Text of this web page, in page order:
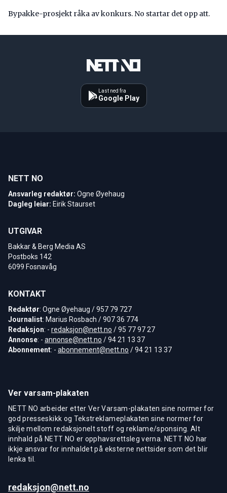
Bypakke-prosjekt råka av konkurs. No startar det opp att.
Last ned fra
Google Play
NETT NO
Ansvarleg redaktør: Ogne Øyehaug
Dagleg leiar: Eirik Staurset
UTGIVAR
Bakkar & Berg Media AS
Postboks 142
6099 Fosnavåg
KONTAKT
Redaktør: Ogne Øyehaug / 957 79 727
Journalist: Marius Rosbach / 907 36 774
Redaksjon: - redaksjon@nett.no / 95 77 97 27
Annonse: - annonse@nett.no / 94 21 13 37
Abonnement: - abonnement@nett.no / 94 21 13 37
Ver varsam-plakaten
NETT NO arbeider etter Ver Varsam-plakaten sine normer for
god presseskikk og Tekstreklameplakaten sine normer for
skilje mellom redaksjonelt stoff og reklame/sponsing. Alt
innhald på NETT NO er opphavsrettsleg verna. NETT NO har
ikkje ansvar for innhaldet på eksterne nettsider som det blir
lenka til.
redaksjon@nett.no